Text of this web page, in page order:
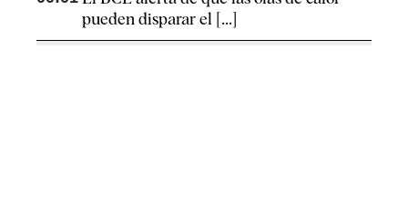
pueden disparar el [...]